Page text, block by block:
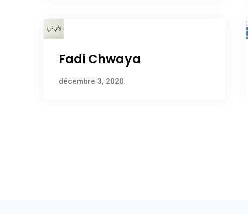
Fadi Chwaya
décembre 3, 2020